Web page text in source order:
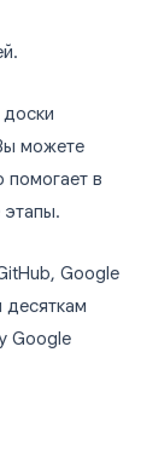
можете
помогает в
Google
десяткам
Google